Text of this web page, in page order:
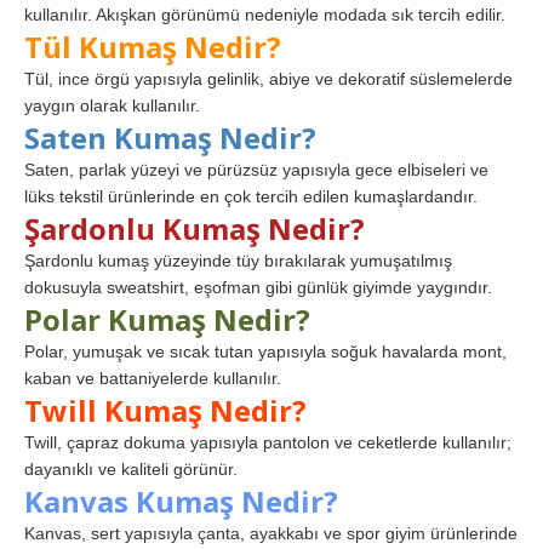
kullanılır. Akışkan görünümü nedeniyle modada sık tercih edilir.
Tül Kumaş Nedir?
Tül, ince örgü yapısıyla gelinlik, abiye ve dekoratif süslemelerde
yaygın olarak kullanılır.
Saten Kumaş Nedir?
Saten, parlak yüzeyi ve pürüzsüz yapısıyla gece elbiseleri ve
lüks tekstil ürünlerinde en çok tercih edilen kumaşlardandır.
Şardonlu Kumaş Nedir?
Şardonlu kumaş yüzeyinde tüy bırakılarak yumuşatılmış
dokusuyla sweatshirt, eşofman gibi günlük giyimde yaygındır.
Polar Kumaş Nedir?
Polar, yumuşak ve sıcak tutan yapısıyla soğuk havalarda mont,
kaban ve battaniyelerde kullanılır.
Twill Kumaş Nedir?
Twill, çapraz dokuma yapısıyla pantolon ve ceketlerde kullanılır;
dayanıklı ve kaliteli görünür.
Kanvas Kumaş Nedir?
Kanvas, sert yapısıyla çanta, ayakkabı ve spor giyim ürünlerinde